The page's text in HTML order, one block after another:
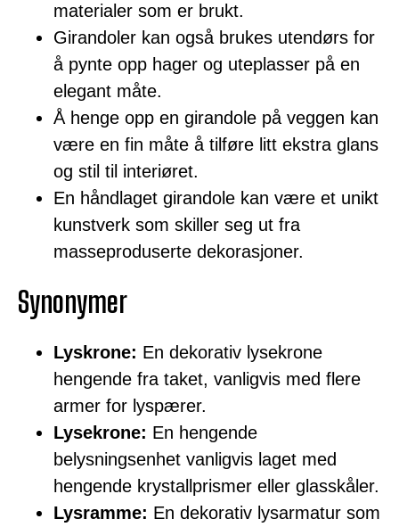
materialer som er brukt.
Girandoler kan også brukes utendørs for
å pynte opp hager og uteplasser på en
elegant måte.
Å henge opp en girandole på veggen kan
være en fin måte å tilføre litt ekstra glans
og stil til interiøret.
En håndlaget girandole kan være et unikt
kunstverk som skiller seg ut fra
masseproduserte dekorasjoner.
Synonymer
Lyskrone: En dekorativ lysekrone
hengende fra taket, vanligvis med flere
armer for lyspærer.
Lysekrone: En hengende
belysningsenhet vanligvis laget med
hengende krystallprismer eller glasskåler.
Lysramme: En dekorativ lysarmatur som